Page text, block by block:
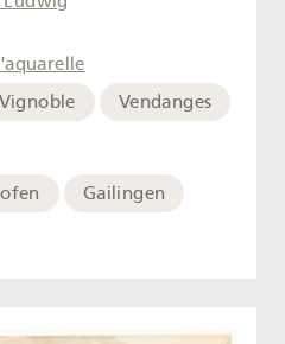
Vignoble
Vendanges
Gailingen